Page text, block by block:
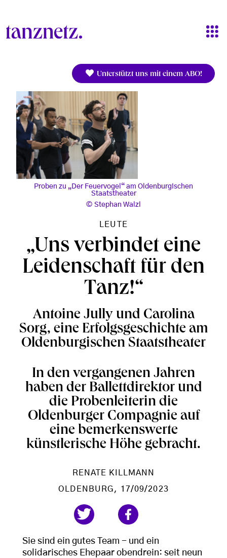
Unterstützt uns mit einem ABO!
Proben zu „Der Feuervogel“ am Oldenburgischen
Staatstheater
Stephan Walzl
LEUTE
„Uns verbindet eine
Leidenschaft für den
Tanz!“
Antoine Jully und Carolina
Sorg, eine Erfolgsgeschichte am
Oldenburgischen Staatstheater
In den vergangenen Jahren
haben der Ballettdirektor und
die Probenleiterin die
Oldenburger Compagnie auf
eine bemerkenswerte
künstlerische Höhe gebracht.
RENATE KILLMANN
OLDENBURG , 17/09/2023
Sie sind ein gutes Team - und ein
solidarisches Ehepaar obendrein: seit neun